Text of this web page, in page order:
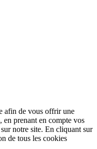
afin de vous offrir une
en prenant en compte vos
notre site. En cliquant sur
de tous les cookies